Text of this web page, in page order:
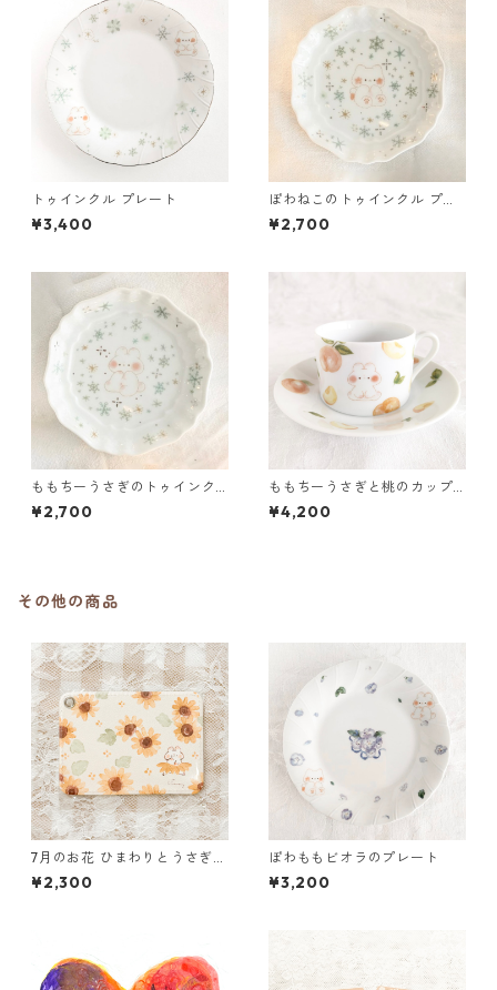
トゥインクル プレート
¥3,400
ぽわねこのトゥインクル プチ
プレート
¥2,700
ももちーうさぎのトゥインク
ル プチプレート
¥2,700
ももちーうさぎと桃のカップ&
ソーサー
¥4,200
その他の商品
7月のお花 ひまわりとうさぎの
パスケース
¥2,300
ぽわももビオラのプレート
¥3,200